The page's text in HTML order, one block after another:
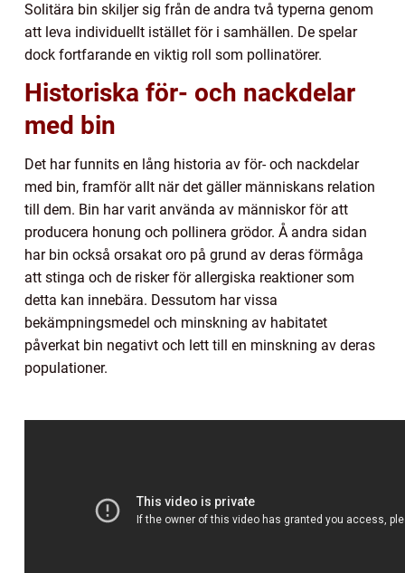
Solitära bin skiljer sig från de andra två typerna genom
att leva individuellt istället för i samhällen. De spelar
dock fortfarande en viktig roll som pollinatörer.
Historiska för- och nackdelar
med bin
Det har funnits en lång historia av för- och nackdelar
med bin, framför allt när det gäller människans relation
till dem. Bin har varit använda av människor för att
producera honung och pollinera grödor. Å andra sidan
har bin också orsakat oro på grund av deras förmåga
att stinga och de risker för allergiska reaktioner som
detta kan innebära. Dessutom har vissa
bekämpningsmedel och minskning av habitatet
påverkat bin negativt och lett till en minskning av deras
populationer.